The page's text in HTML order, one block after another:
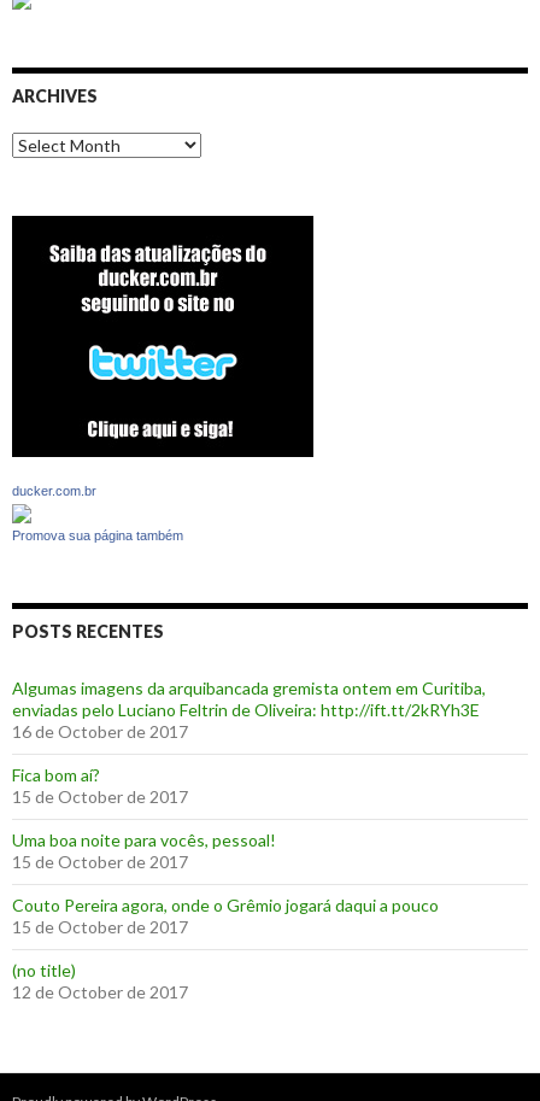
ARCHIVES
Archives
ducker.com.br
Promova sua página também
POSTS RECENTES
Algumas imagens da arquibancada gremista ontem em Curitiba,
enviadas pelo Luciano Feltrin de Oliveira: http://ift.tt/2kRYh3E
16 de October de 2017
‪Fica bom aí?‬
15 de October de 2017
Uma boa noite para vocês, pessoal!
15 de October de 2017
‪Couto Pereira agora, onde o Grêmio jogará daqui a pouco ‬
15 de October de 2017
(no title)
12 de October de 2017